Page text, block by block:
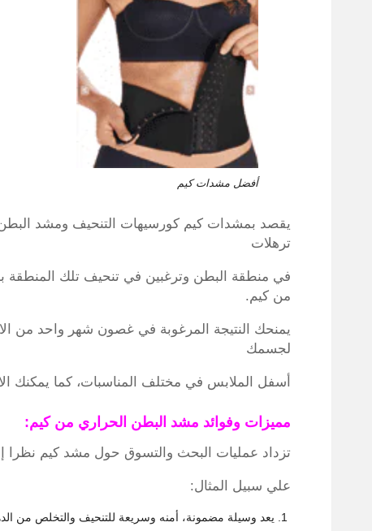
أفضل مشدات كيم
يقصد بمشدات كيم كورسيهات التنحيف ومشد
ترهلات
في منطقة البطن وترغبين في تنحيف تلك
من كيم.
يمنحك النتيجة المرغوبة في غصون شهر واحد من
لجسمك
أسفل الملابس في مختلف المناسبات، كما يمكنك
مميزات وفوائد مشد البطن الحراري من كيم:
تزداد عمليات البحث والتسوق حول مشد كيم نظرا إلى
علي سبيل المثال:
يعد وسيلة مضمونة، أمنه وسريعة للتنحيف والتخلص من